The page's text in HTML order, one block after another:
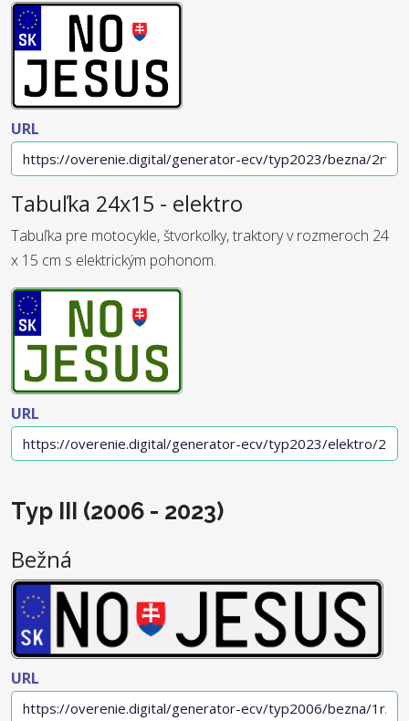
URL
Tabuľka 24x15 - elektro
Tabuľka pre motocykle, štvorkolky, traktory v rozmeroch 24
x 15 cm s elektrickým pohonom.
URL
Typ III (2006 - 2023)
Bežná
URL